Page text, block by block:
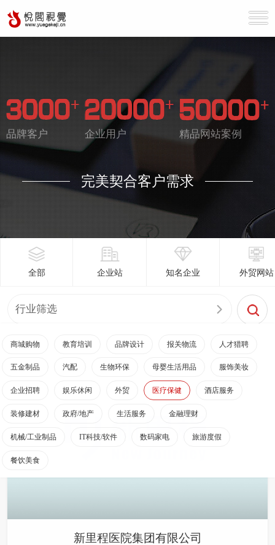
品牌客户 企业用户 精品网站案例
完美契合客户需求
全部 企业站 知名企业 外贸网站
行业筛选
商城购物 教育培训 品牌设计 报关物流 人才猎聘
五金制品 汽配 生物环保 母婴生活用品 服饰美妆
企业招聘 娱乐休闲 外贸 医疗保健 酒店服务
装修建材 政府/地产 生活服务 金融理财
机械/工业制品 IT科技/软件 数码家电 旅游度假
餐饮美食
新里程医院集团有限公司